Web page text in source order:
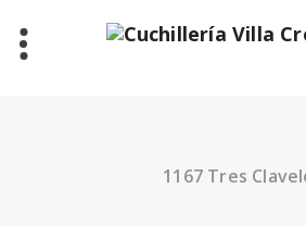
contenido
1167 Tres